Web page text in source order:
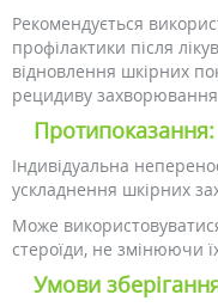
Рекомендується
профілактики після
відновлення шкірних
рецидиву
Протипоказання:
Індивідуальна
ускладнення шкірних
Може
стероїди, не змінюючи
Умови